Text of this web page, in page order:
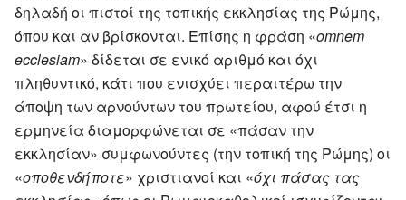
δηλαδή οι πιστοί της τοπικής εκκλησίας της Ρώμης,
όπου και αν βρίσκονται. Επίσης η φράση «omnem
ecclesiam» δίδεται σε ενικό αριθμό και όχι
πληθυντικό, κάτι που ενισχύει περαιτέρω την
άποψη των αρνούντων του πρωτείου, αφού έτσι η
ερμηνεία διαμορφώνεται σε «πάσαν την
εκκλησίαν» συμφωνούντες (την τοπική της Ρώμης) οι
«οποθενδήποτε» χριστιανοί και «όχι πάσας τας